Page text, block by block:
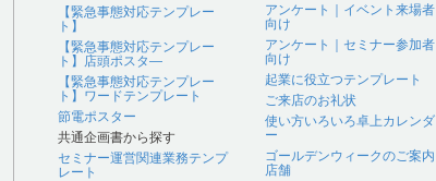
【緊急事態対応テンプレー
ト】
【緊急事態対応テンプレー
ト】店頭ポスタ―
【緊急事態対応テンプレー
ト】ワードテンプレート
節電ポスター
共通企画書から探す
セミナー運営関連業務テンプ
レート
アンケート｜イベント来場者
向け
アンケート｜セミナー参加者
向け
起業に役立つテンプレート
ご来店のお礼状
使い方いろいろ卓上カレンダ
ー
ゴールデンウィークのご案内
店舗